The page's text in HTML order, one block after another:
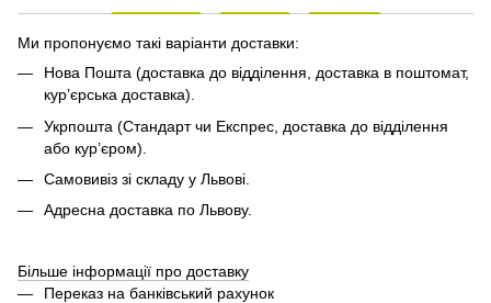
Ми пропонуємо такі варіанти доставки:
Нова Пошта (доставка до відділення, доставка в поштомат,
кур’єрська доставка).
Укрпошта (Стандарт чи Експрес, доставка до відділення
або кур’єром).
Самовивіз зі складу у Львові.
Адресна доставка по Львову.
Більше інформації про доставку
Переказ на банківський рахунок